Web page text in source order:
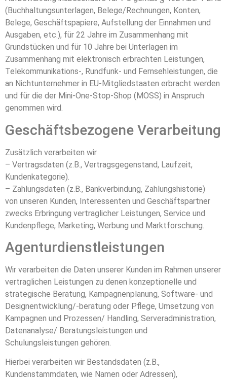
(Buchhaltungsunterlagen, Belege/Rechnungen, Konten,
Belege, Geschäftspapiere, Aufstellung der Einnahmen und
Ausgaben, etc.), für 22 Jahre im Zusammenhang mit
Grundstücken und für 10 Jahre bei Unterlagen im
Zusammenhang mit elektronisch erbrachten Leistungen,
Telekommunikations-, Rundfunk- und Fernsehleistungen, die
an Nichtunternehmer in EU-Mitgliedstaaten erbracht werden
und für die der Mini-One-Stop-Shop (MOSS) in Anspruch
genommen wird.
Geschäftsbezogene Verarbeitung
Zusätzlich verarbeiten wir
– Vertragsdaten (z.B., Vertragsgegenstand, Laufzeit,
Kundenkategorie).
– Zahlungsdaten (z.B., Bankverbindung, Zahlungshistorie)
von unseren Kunden, Interessenten und Geschäftspartner
zwecks Erbringung vertraglicher Leistungen, Service und
Kundenpflege, Marketing, Werbung und Marktforschung.
Agenturdienstleistungen
Wir verarbeiten die Daten unserer Kunden im Rahmen unserer
vertraglichen Leistungen zu denen konzeptionelle und
strategische Beratung, Kampagnenplanung, Software- und
Designentwicklung/-beratung oder Pflege, Umsetzung von
Kampagnen und Prozessen/ Handling, Serveradministration,
Datenanalyse/ Beratungsleistungen und
Schulungsleistungen gehören.
Hierbei verarbeiten wir Bestandsdaten (z.B.,
Kundenstammdaten, wie Namen oder Adressen),